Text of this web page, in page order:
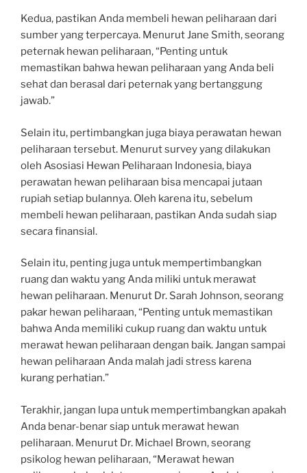
Kedua, pastikan Anda membeli hewan peliharaan dari
sumber yang terpercaya. Menurut Jane Smith, seorang
peternak hewan peliharaan, “Penting untuk
memastikan bahwa hewan peliharaan yang Anda beli
sehat dan berasal dari peternak yang bertanggung
jawab.”
Selain itu, pertimbangkan juga biaya perawatan hewan
peliharaan tersebut. Menurut survey yang dilakukan
oleh Asosiasi Hewan Peliharaan Indonesia, biaya
perawatan hewan peliharaan bisa mencapai jutaan
rupiah setiap bulannya. Oleh karena itu, sebelum
membeli hewan peliharaan, pastikan Anda sudah siap
secara finansial.
Selain itu, penting juga untuk mempertimbangkan
ruang dan waktu yang Anda miliki untuk merawat
hewan peliharaan. Menurut Dr. Sarah Johnson, seorang
pakar hewan peliharaan, “Penting untuk memastikan
bahwa Anda memiliki cukup ruang dan waktu untuk
merawat hewan peliharaan dengan baik. Jangan sampai
hewan peliharaan Anda malah jadi stress karena
kurang perhatian.”
Terakhir, jangan lupa untuk mempertimbangkan apakah
Anda benar-benar siap untuk merawat hewan
peliharaan. Menurut Dr. Michael Brown, seorang
psikolog hewan peliharaan, “Merawat hewan